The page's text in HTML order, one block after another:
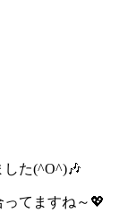
した(^O^)🎶
てますね～💖